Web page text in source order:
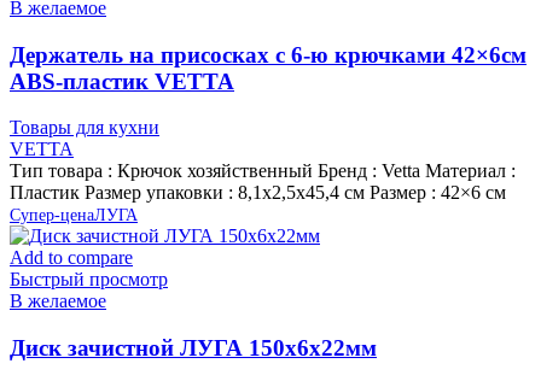
В желаемое
Держатель на присосках с 6-ю крючками 42×6см
ABS-пластик VETTA
Товары для кухни
VETTA
Тип товара : Крючок хозяйственный Бренд : Vetta Материал :
Пластик Размер упаковки : 8,1х2,5х45,4 см Размер : 42×6 см
Супер-ценаЛУГА
Add to compare
Быстрый просмотр
В желаемое
Диск зачистной ЛУГА 150х6х22мм